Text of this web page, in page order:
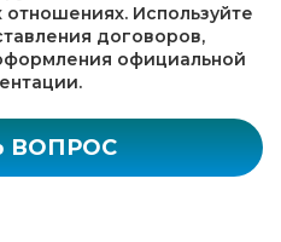
Используйте
договоров,
официальной
ВОПРОС